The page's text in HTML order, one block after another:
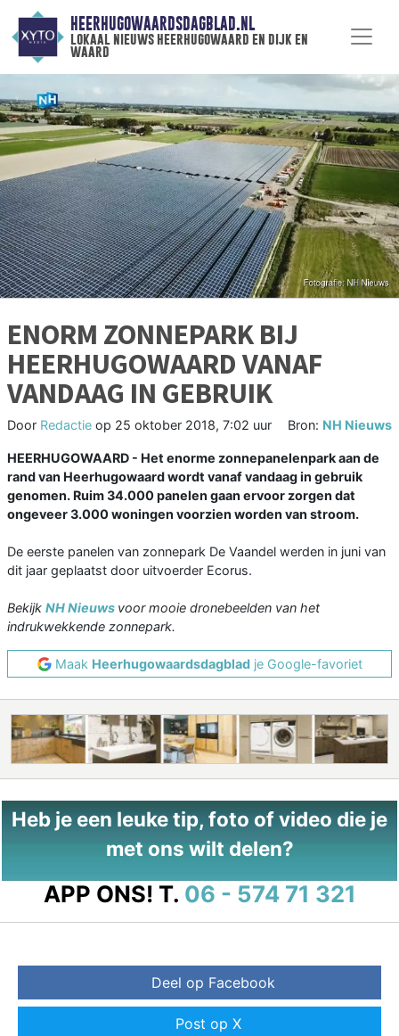
HEERHUGOWAARDSDAGBLAD.NL
lokaal nieuws heerhugowaard en dijk en
waard
ENORM ZONNEPARK BIJ
HEERHUGOWAARD VANAF
VANDAAG IN GEBRUIK
Door Redactie op 25 oktober 2018, 7:02 uur Bron: NH Nieuws
HEERHUGOWAARD - Het enorme zonnepanelenpark aan de
rand van Heerhugowaard wordt vanaf vandaag in gebruik
genomen. Ruim 34.000 panelen gaan ervoor zorgen dat
ongeveer 3.000 woningen voorzien worden van stroom.
De eerste panelen van zonnepark De Vaandel werden in juni van
dit jaar geplaatst door uitvoerder Ecorus.
Bekijk NH Nieuws voor mooie dronebeelden van het
indrukwekkende zonnepark.
Maak Heerhugowaardsdagbladje Google-favoriet
Heb je een leuke tip, foto of video die je
met ons wilt delen?
APP ONS! T. 06 - 574 71 321
Deel op Facebook
Post op X